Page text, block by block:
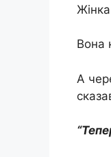
Вона
А